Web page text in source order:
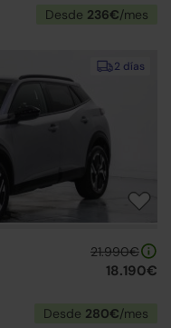
Desde 236€/mes
2 días
21.990€
18.190€
Desde 280€/mes